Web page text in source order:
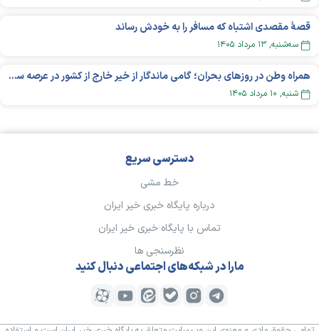
قصهٔ مقصدی اشتباه که مسافر را به خودش رساند
سه‌شنبه, ۱۳ مرداد ۱۴۰۵
همراه وطن در روزهای بحران؛ گامی ماندگار از خیر خارج از کشور در عرصه سلامت
شنبه, ۱۰ مرداد ۱۴۰۵
دسترسی سریع
خط مشی
درباره پایگاه خبری خیر ایران
تماس با پایگاه خبری خیر ایران
نظرسنجی ها
مارا در شبکه‌های اجتماعی دنبال کنید